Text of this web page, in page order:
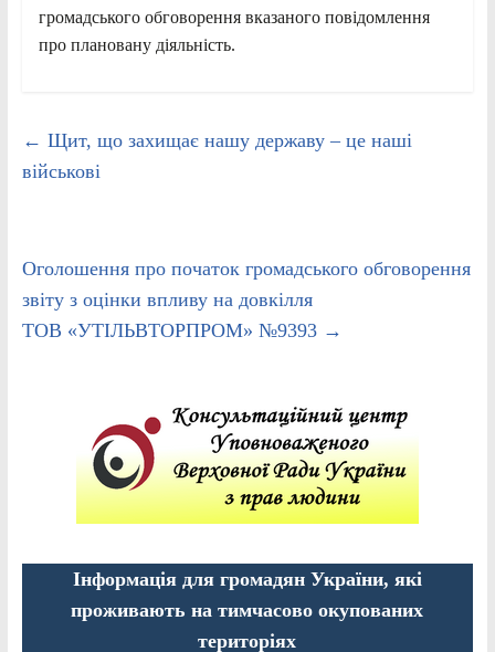
громадського обговорення вказаного повідомлення
про плановану діяльність.
← Щит, що захищає нашу державу – це наші
військові
Оголошення про початок громадського обговорення
звіту з оцінки впливу на довкілля
ТОВ «УТІЛЬВТОРПРОМ» №9393 →
Інформація для громадян України, які
проживають на тимчасово окупованих
територіях